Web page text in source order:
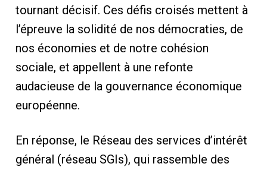
tournant décisif. Ces défis croisés mettent à
l’épreuve la solidité de nos démocraties, de
nos économies et de notre cohésion
sociale, et appellent à une refonte
audacieuse de la gouvernance économique
européenne.
En réponse, le Réseau des services d’intérêt
général (réseau SGIs), qui rassemble des